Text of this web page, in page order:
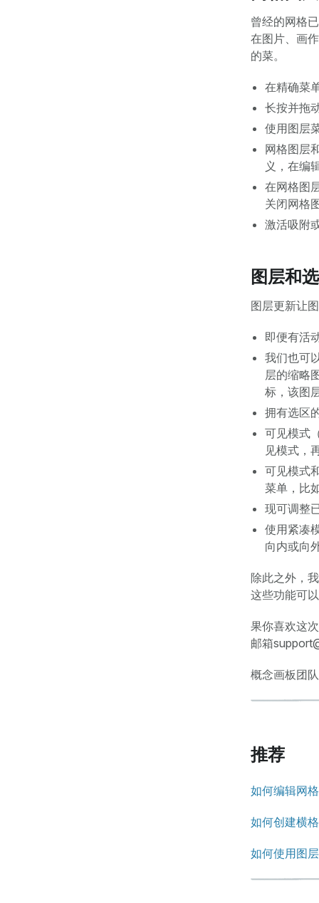
曾经的网格
在图片、画
的菜。
在精确菜
长按并拖
使用图层
网格图层
义，在编
在网格图
关闭网格
激活吸附
图层和
图层更新让
即便有活
我们也可
层的缩略
标，该图
拥有选区
可见模式
见模式，
可见模式
菜单，比
现可调整
使用紧凑
向内或向
除此之外，
这些功能可
果你喜欢这
邮箱
概念画板团队
推荐
如何编辑网格
如何创建横
如何使用图